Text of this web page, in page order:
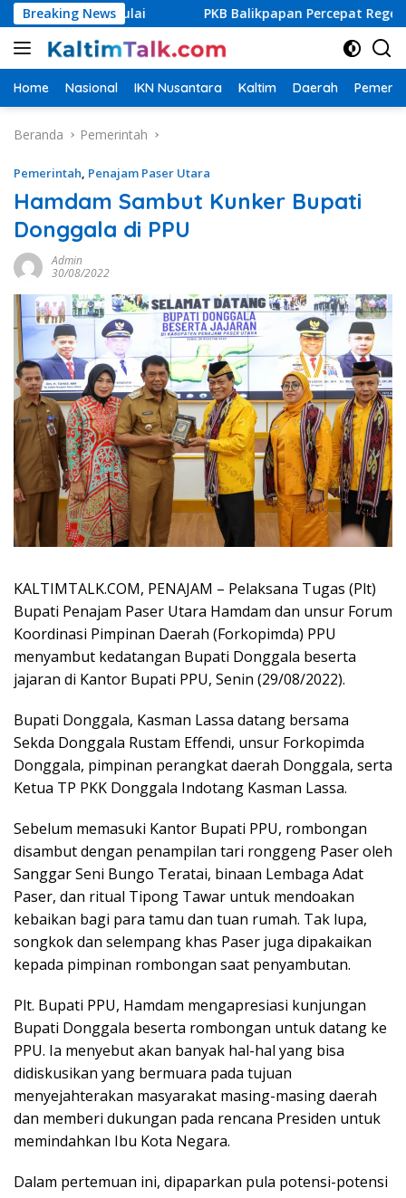
Langsung
ke
konten
Breaking News
Dimulai PKB Balikpapan Percepat Regenerasi,
Home Nasional IKN Nusantara Kaltim Daerah
Beranda Pemerintah
Pemerintah, Penajam Paser Utara
Hamdam Sambut Kunker Bupati
Donggala di PPU
Admin
30/08/2022
KALTIMTALK.COM, PENAJAM – Pelaksana Tugas (Plt)
Bupati Penajam Paser Utara Hamdam dan unsur Forum
Koordinasi Pimpinan Daerah (Forkopimda) PPU
menyambut kedatangan Bupati Donggala beserta
jajaran di Kantor Bupati PPU, Senin (29/08/2022).
Bupati Donggala, Kasman Lassa datang bersama
Sekda Donggala Rustam Effendi, unsur Forkopimda
Donggala, pimpinan perangkat daerah Donggala, serta
Ketua TP PKK Donggala Indotang Kasman Lassa.
Sebelum memasuki Kantor Bupati PPU, rombongan
disambut dengan penampilan tari ronggeng Paser oleh
Sanggar Seni Bungo Teratai, binaan Lembaga Adat
Paser, dan ritual Tipong Tawar untuk mendoakan
kebaikan bagi para tamu dan tuan rumah. Tak lupa,
songkok dan selempang khas Paser juga dipakaikan
kepada pimpinan rombongan saat penyambutan.
Plt. Bupati PPU, Hamdam mengapresiasi kunjungan
Bupati Donggala beserta rombongan untuk datang ke
PPU. Ia menyebut akan banyak hal-hal yang bisa
didiskusikan yang bermuara pada tujuan
menyejahterakan masyarakat masing-masing daerah
dan memberi dukungan pada rencana Presiden untuk
memindahkan Ibu Kota Negara.
Dalam pertemuan ini, dipaparkan pula potensi-potensi